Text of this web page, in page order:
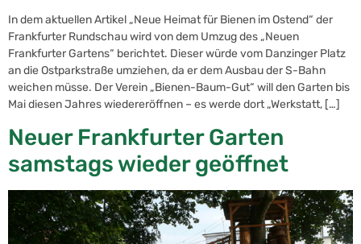
In dem aktuellen Artikel „Neue Heimat für Bienen im Ostend“ der
Frankfurter Rundschau wird von dem Umzug des „Neuen
Frankfurter Gartens“ berichtet. Dieser würde vom Danzinger Platz
an die Ostparkstraße umziehen, da er dem Ausbau der S-Bahn
weichen müsse. Der Verein „Bienen-Baum-Gut“ will den Garten bis
Mai diesen Jahres wiedereröffnen – es werde dort „Werkstatt, […]
Neuer Frankfurter Garten
samstags wieder geöffnet